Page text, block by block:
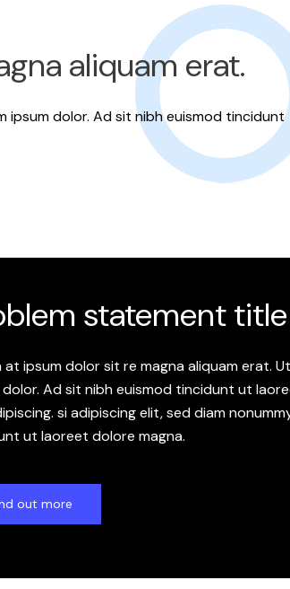
aliquam erat.
ipsum dolor. Ad sit nibh euismod tincidunt
statement
at ipsum dolor sit re magna aliquam erat.
dolor. Ad sit nibh euismod tincidunt ut
si adipiscing elit, sed diam
ut laoreet dolore magna.
out more